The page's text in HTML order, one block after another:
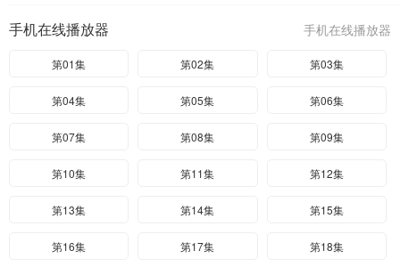
手机在线播放器
手机在线播放器
第01集 第02集 第03集
第04集 第05集 第06集
第07集 第08集 第09集
第10集 第11集 第12集
第13集 第14集 第15集
第16集 第17集 第18集